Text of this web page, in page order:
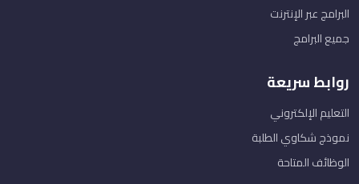
البرامج عبر الإنترنت
جميع البرامج
روابط سريعة
التعليم الإلكتروني
نموذج شكاوي الطلبة
الوظائف المتاحة